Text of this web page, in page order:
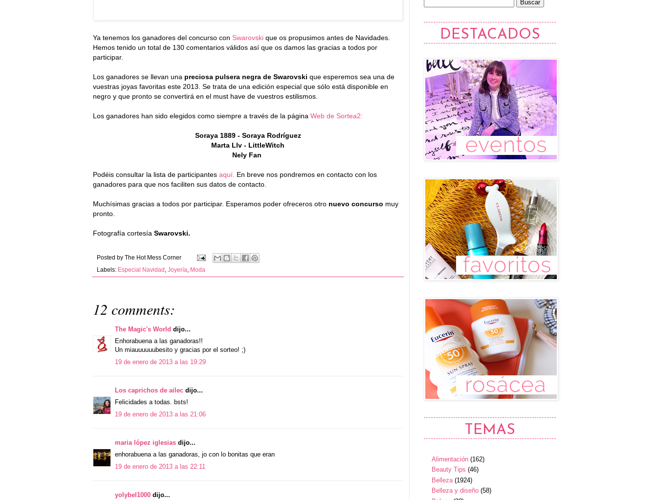
Ya tenemos los ganadores del concurso con Swarovski que os propusimos antes de Navidades.
Hemos tenido un total de 130 comentarios válidos así que os damos las gracias a todos por
participar.
Los ganadores se llevan una preciosa pulsera negra de Swarovski que esperemos sea una de
vuestras joyas favoritas este 2013. Se trata de una edición especial que sólo está disponible en
negro y que pronto se convertirá en el must have de vuestros estilismos.
Los ganadores han sido elegidos como siempre a través de la página Web de Sortea2:
Soraya 1889 - Soraya Rodríguez
Marta Llv - LittleWitch
Nely Fan
Podéis consultar la lista de participantes aquí. En breve nos pondremos en contacto con los
ganadores para que nos faciliten sus datos de contacto.
Muchísimas gracias a todos por participar. Esperamos poder ofreceros otro nuevo concurso muy
pronto.
Fotografía cortesía Swarovski.
Posted by The Hot Mess Corner
Labels: Especial Navidad Joyería Moda
12 comments:
The Magic's World dijo...
Enhorabuena a las ganadoras!!
Un miauuuuuubesito y gracias por el sorteo! ;)
19 de enero de 2013 a las 19:29
Los caprichos de ailec dijo...
Felicidades a todas. bsts!
19 de enero de 2013 a las 21:06
maria lópez iglesias dijo...
enhorabuena a las ganadoras, jo con lo bonitas que eran
19 de enero de 2013 a las 22:11
yolybel1000 dijo...
DESTACADOS
TEMAS
Alimentación (162)
Beauty Tips (46)
Belleza (1924)
Belleza y diseño (58)